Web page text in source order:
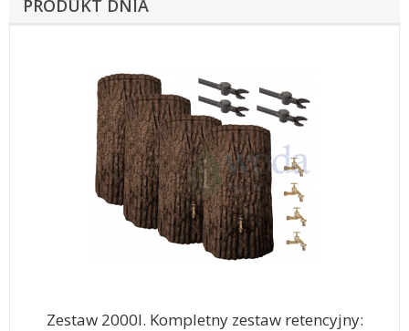
PRODUKT DNIA
Zestaw 2000l. Kompletny zestaw retencyjny: